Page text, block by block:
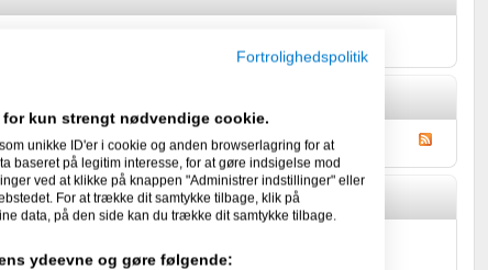
Gæstebog
Fortrolighedspolitik
kun strengt nødvendige cookie.
unikke ID'er i cookie og anden browserlagring for at
baseret på legitim interesse, for at gøre indsigelse mod
ved at klikke på knappen "Administrer indstillinger" eller
For at trække dit samtykke tilbage, klik på
data, på den side kan du trække dit samtykke tilbage.
ydeevne og gøre følgende: